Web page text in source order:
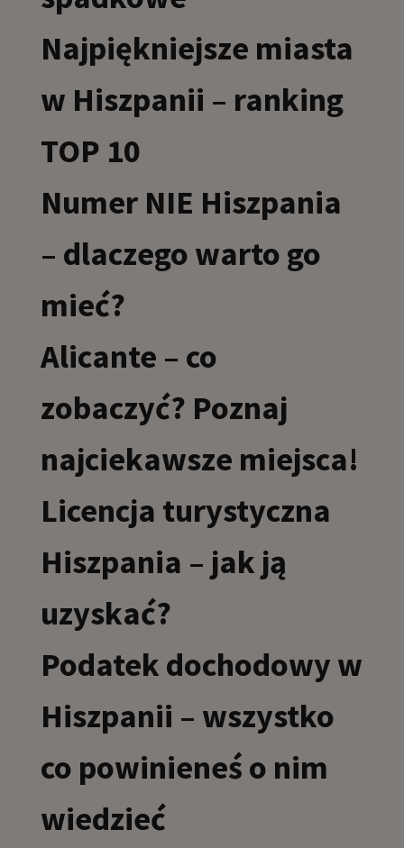
Najpiękniejsze miasta
w Hiszpanii – ranking
TOP 10
Numer NIE Hiszpania
– dlaczego warto go
mieć?
Alicante – co
zobaczyć? Poznaj
najciekawsze miejsca!
Licencja turystyczna
Hiszpania – jak ją
uzyskać?
Podatek dochodowy w
Hiszpanii – wszystko
co powinieneś o nim
wiedzieć